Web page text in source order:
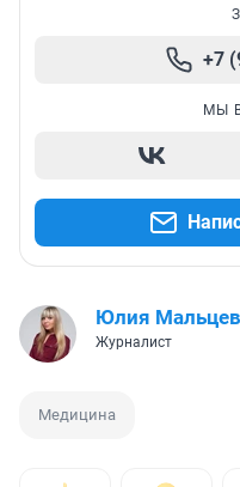
+7
МЫ
Юлия
Журналист
Медицина